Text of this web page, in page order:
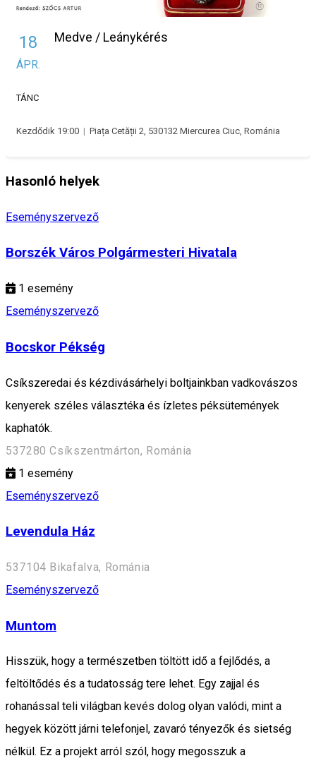
18
ÁPR.
Medve / Leánykérés
TÁNC
Kezdődik 19:00 | Piața Cetății 2, 530132 Miercurea Ciuc, Románia
Hasonló helyek
Eseményszervező
Borszék Város Polgármesteri Hivatala
1 esemény
Eseményszervező
Bocskor Pékség
Csíkszeredai és kézdivásárhelyi boltjainkban vadkovászos
kenyerek széles választéka és ízletes péksütemények
kaphatók.
537280 Csíkszentmárton, Románia
1 esemény
Eseményszervező
Levendula Ház
537104 Bikafalva, Románia
Eseményszervező
Muntom
Hisszük, hogy a természetben töltött idő a fejlődés, a
feltöltődés és a tudatosság tere lehet. Egy zajjal és
rohanással teli világban kevés dolog olyan valódi, mint a
hegyek között járni telefonjel, zavaró tényezők és sietség
nélkül. Ez a projekt arról szól, hogy megosszuk a